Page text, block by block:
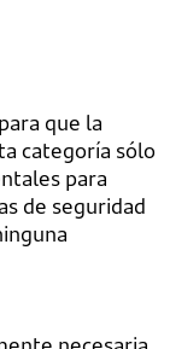
que la
categoría sólo
para
de seguridad